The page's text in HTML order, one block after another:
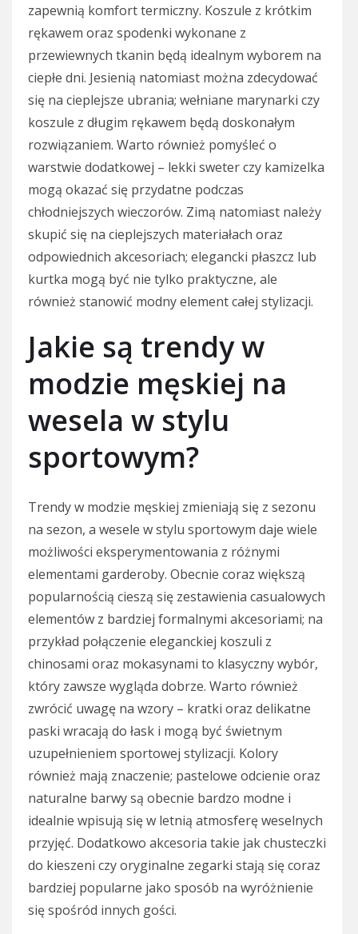
zapewnią komfort termiczny. Koszule z krótkim
rękawem oraz spodenki wykonane z
przewiewnych tkanin będą idealnym wyborem na
ciepłe dni. Jesienią natomiast można zdecydować
się na cieplejsze ubrania; wełniane marynarki czy
koszule z długim rękawem będą doskonałym
rozwiązaniem. Warto również pomyśleć o
warstwie dodatkowej – lekki sweter czy kamizelka
mogą okazać się przydatne podczas
chłodniejszych wieczorów. Zimą natomiast należy
skupić się na cieplejszych materiałach oraz
odpowiednich akcesoriach; elegancki płaszcz lub
kurtka mogą być nie tylko praktyczne, ale
również stanowić modny element całej stylizacji.
Jakie są trendy w
modzie męskiej na
wesela w stylu
sportowym?
Trendy w modzie męskiej zmieniają się z sezonu
na sezon, a wesele w stylu sportowym daje wiele
możliwości eksperymentowania z różnymi
elementami garderoby. Obecnie coraz większą
popularnością cieszą się zestawienia casualowych
elementów z bardziej formalnymi akcesoriami; na
przykład połączenie eleganckiej koszuli z
chinosami oraz mokasynami to klasyczny wybór,
który zawsze wygląda dobrze. Warto również
zwrócić uwagę na wzory – kratki oraz delikatne
paski wracają do łask i mogą być świetnym
uzupełnieniem sportowej stylizacji. Kolory
również mają znaczenie; pastelowe odcienie oraz
naturalne barwy są obecnie bardzo modne i
idealnie wpisują się w letnią atmosferę weselnych
przyjęć. Dodatkowo akcesoria takie jak chusteczki
do kieszeni czy oryginalne zegarki stają się coraz
bardziej popularne jako sposób na wyróżnienie
się spośród innych gości.